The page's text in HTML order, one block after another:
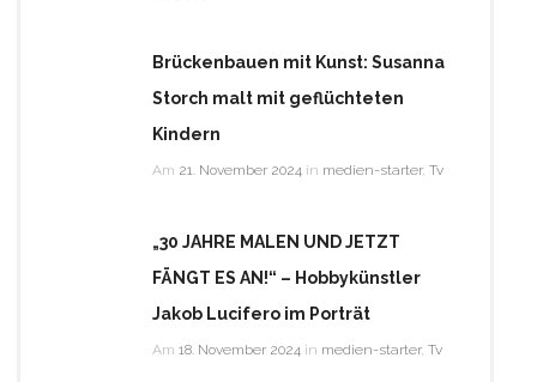
Brückenbauen mit Kunst: Susanna
Storch malt mit geflüchteten
Kindern
Am 21. November 2024 in medien-starter, Tv
„30 JAHRE MALEN UND JETZT
FÄNGT ES AN!“ – Hobbykünstler
Jakob Lucifero im Porträt
Am 18. November 2024 in medien-starter, Tv